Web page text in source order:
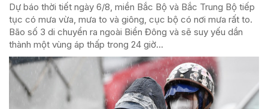
Dự báo thời tiết ngày 6/8, miền Bắc Bộ và Bắc Trung Bộ tiếp
tục có mưa vừa, mưa to và giông, cục bộ có nơi mưa rất to.
Bão số 3 di chuyển ra ngoài Biển Đông và sẽ suy yếu dần
thành một vùng áp thấp trong 24 giờ...